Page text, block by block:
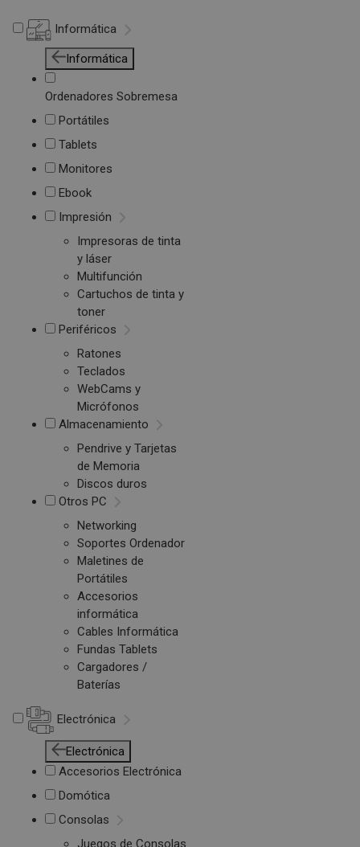
Informática
Informática
Ordenadores Sobremesa
Portátiles
Tablets
Monitores
Ebook
Impresión
Impresoras de tinta
y láser
Multifunción
Cartuchos de tinta y
toner
Periféricos
Ratones
Teclados
WebCams y
Micrófonos
Almacenamiento
Pendrive y Tarjetas
de Memoria
Discos duros
Otros PC
Networking
Soportes Ordenador
Maletines de
Portátiles
Accesorios
informática
Cables Informática
Fundas Tablets
Cargadores /
Baterías
Electrónica
Electrónica
Accesorios Electrónica
Domótica
Consolas
Juegos de Consolas